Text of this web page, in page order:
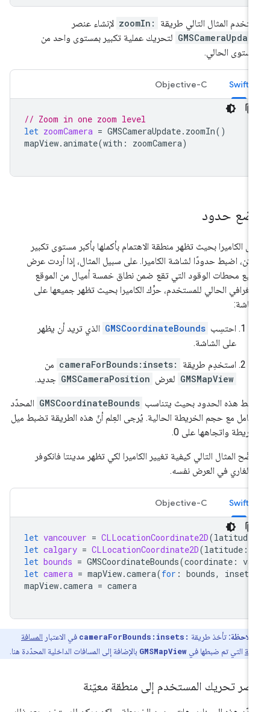
المثال التالي طريقة zoomIn: لإنشاء عنصر
لتحريك عملية تكبير بمستوى واحد من
الحالي.
Swift
Objective-C
// Zoom in one zoom level
let zoomCamera = GMSCameraUpdate.zoomIn
mapView.animate(with: zoomCamera
حدود
الكاميرا بحيث تظهر منطقة الاهتمام بأكملها بأكبر مستوى تكبير
اضبط حدودًا لشاشة الكاميرا. على سبيل المثال، إذا أردت عرض
محطات الوقود التي تقع ضمن نطاق خمسة أميال من الموقع
الحالي للمستخدم، حرِّك الكاميرا بحيث تظهر جميعها على
احتسِب GMSCoordinateBounds الذي تريد أن يظهر
على الشاشة.
استخدِم طريقة cameraForBounds:insets: من
GMSMapView لعرض GMSCameraPosition جديد.
هذه الحدود بحيث يتناسب GMSCoordinateBounds المحدّد
مع حجم الخريطة الحالية. يُرجى العِلم أنّ هذه الطريقة تضبط ميل
واتجاهها على 0.
المثال التالي كيفية تغيير الكاميرا لكي تظهر مدينتا فانكوفر
في العرض نفسه.
Swift
Objective-C
let vancouver = CLLocationCoordinate2D(latitude
let calgary = CLLocationCoordinate2D(latitude
let bounds = GMSCoordinateBounds(coordinate:
let camera = mapView.camera( for: bounds, insets
mapView.camera = camera
ملاحظة:تأخذ طريقةcameraForBounds:insets:في الاعتبارالمسافة
التي تم ضبطها فيGMSMapViewبالإضافة إلى المسافات الداخلية المحدّدة هنا.
تحريك المستخدم إلى منطقة معيّنة